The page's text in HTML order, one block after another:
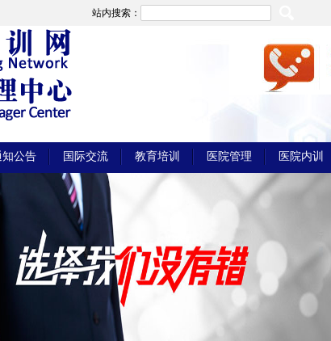
站内搜索：
知公告 国际交流 教育培训 医院管理 医院内训